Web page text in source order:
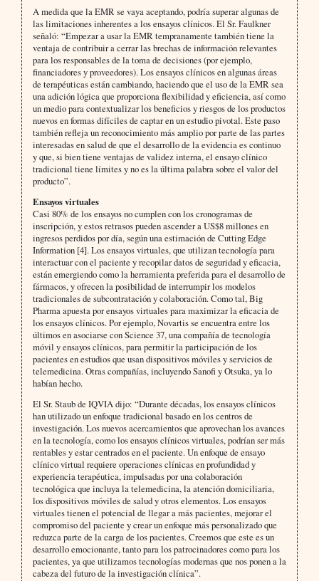
A medida que la EMR se vaya aceptando, podría superar algunas de
las limitaciones inherentes a los ensayos clínicos. El Sr. Faulkner
señaló: “Empezar a usar la EMR tempranamente también tiene la
ventaja de contribuir a cerrar las brechas de información relevantes
para los responsables de la toma de decisiones (por ejemplo,
financiadores y proveedores). Los ensayos clínicos en algunas áreas
de terapéuticas están cambiando, haciendo que el uso de la EMR sea
una adición lógica que proporciona flexibilidad y eficiencia, así como
un medio para contextualizar los beneficios y riesgos de los productos
nuevos en formas difíciles de captar en un estudio pivotal. Este paso
también refleja un reconocimiento más amplio por parte de las partes
interesadas en salud de que el desarrollo de la evidencia es continuo
y que, si bien tiene ventajas de validez interna, el ensayo clínico
tradicional tiene límites y no es la última palabra sobre el valor del
producto”.
Ensayos virtuales
Casi 80% de los ensayos no cumplen con los cronogramas de
inscripción, y estos retrasos pueden ascender a US$8 millones en
ingresos perdidos por día, según una estimación de Cutting Edge
Information [4]. Los ensayos virtuales, que utilizan tecnología para
interactuar con el paciente y recopilar datos de seguridad y eficacia,
están emergiendo como la herramienta preferida para el desarrollo de
fármacos, y ofrecen la posibilidad de interrumpir los modelos
tradicionales de subcontratación y colaboración. Como tal, Big
Pharma apuesta por ensayos virtuales para maximizar la eficacia de
los ensayos clínicos. Por ejemplo, Novartis se encuentra entre los
últimos en asociarse con Science 37, una compañía de tecnología
móvil y ensayos clínicos, para permitir la participación de los
pacientes en estudios que usan dispositivos móviles y servicios de
telemedicina. Otras compañías, incluyendo Sanofi y Otsuka, ya lo
habían hecho.
El Sr. Staub de IQVIA dijo: “Durante décadas, los ensayos clínicos
han utilizado un enfoque tradicional basado en los centros de
investigación. Los nuevos acercamientos que aprovechan los avances
en la tecnología, como los ensayos clínicos virtuales, podrían ser más
rentables y estar centrados en el paciente. Un enfoque de ensayo
clínico virtual requiere operaciones clínicas en profundidad y
experiencia terapéutica, impulsadas por una colaboración
tecnológica que incluya la telemedicina, la atención domiciliaria,
los dispositivos móviles de salud y otros elementos. Los ensayos
virtuales tienen el potencial de llegar a más pacientes, mejorar el
compromiso del paciente y crear un enfoque más personalizado que
reduzca parte de la carga de los pacientes. Creemos que este es un
desarrollo emocionante, tanto para los patrocinadores como para los
pacientes, ya que utilizamos tecnologías modernas que nos ponen a la
cabeza del futuro de la investigación clínica”.